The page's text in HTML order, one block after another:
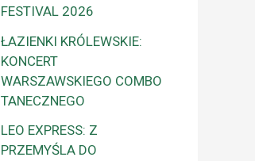
FESTIVAL 2026
ŁAZIENKI KRÓLEWSKIE:
KONCERT
WARSZAWSKIEGO COMBO
TANECZNEGO
LEO EXPRESS: Z
PRZEMYŚLA DO